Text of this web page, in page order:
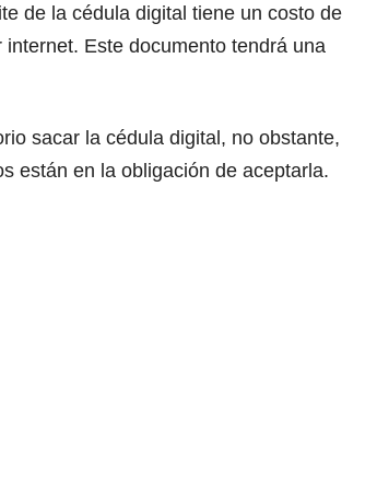
de la cédula digital tiene un costo de
Este documento tendrá una
sacar la cédula digital, no obstante,
están en la obligación de aceptarla.